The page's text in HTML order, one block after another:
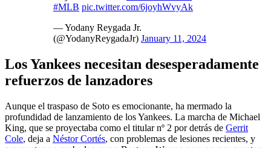
#MLB pic.twitter.com/6joyhWvyAk
— Yodany Reygada Jr.
(@YodanyReygadaJr) January 11, 2024
Los Yankees necesitan desesperadamente
refuerzos de lanzadores
Aunque el traspaso de Soto es emocionante, ha mermado la
profundidad de lanzamiento de los Yankees. La marcha de Michael
King, que se proyectaba como el titular nº 2 por detrás de Gerrit
Cole, deja a Néstor Cortés, con problemas de lesiones recientes, y